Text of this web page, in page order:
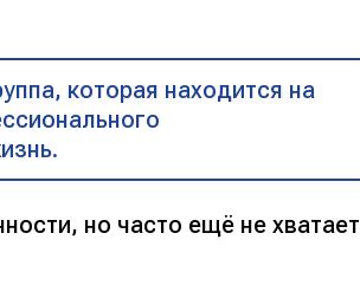
которая находится на
но часто ещё не хватает